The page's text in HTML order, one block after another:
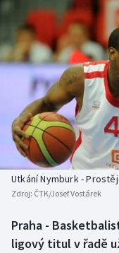
Tenis
DALŠÍ SPORTY
Americký fotbal
Atletika
Baseball a softbal
Basketbal
Boby a skeleton
NEPŘEHLÉDNĚTE
Soutěže
Historické návraty
Aplikace ČT sport
Utkání Nymburk -
Zdroj: ČTK/Josef Vostárek
Praha -
ligový titul v řadě